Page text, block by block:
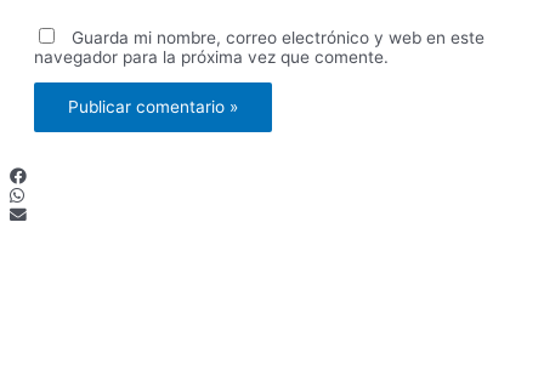
Guarda mi nombre, correo electrónico y web en este
navegador para la próxima vez que comente.